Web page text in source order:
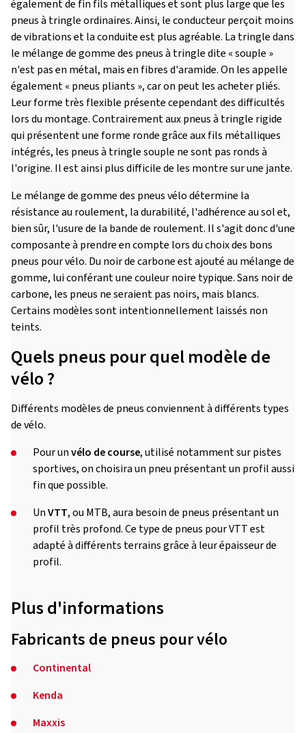
également de fin fils métalliques et sont plus large que les
pneus à tringle ordinaires. Ainsi, le conducteur perçoit moins
de vibrations et la conduite est plus agréable. La tringle dans
le mélange de gomme des pneus à tringle dite « souple »
n'est pas en métal, mais en fibres d'aramide. On les appelle
également « pneus pliants », car on peut les acheter pliés.
Leur forme très flexible présente cependant des difficultés
lors du montage. Contrairement aux pneus à tringle rigide
qui présentent une forme ronde grâce aux fils métalliques
intégrés, les pneus à tringle souple ne sont pas ronds à
l'origine. Il est ainsi plus difficile de les montre sur une jante.
Le mélange de gomme des pneus vélo détermine la
résistance au roulement, la durabilité, l'adhérence au sol et,
bien sûr, l'usure de la bande de roulement. Il s'agit donc d'une
composante à prendre en compte lors du choix des bons
pneus pour vélo. Du noir de carbone est ajouté au mélange de
gomme, lui conférant une couleur noire typique. Sans noir de
carbone, les pneus ne seraient pas noirs, mais blancs.
Certains modèles sont intentionnellement laissés non
teints.
Quels pneus pour quel modèle de
vélo ?
Différents modèles de pneus conviennent à différents types
de vélo.
Pour unvélo de course, utilisé notamment sur pistes
sportives, on choisira un pneu présentant un profil aussi
fin que possible.
UnVTT, ou MTB, aura besoin de pneus présentant un
profil très profond. Ce type de pneus pour VTT est
adapté à différents terrains grâce à leur épaisseur de
profil.
Plus d'informations
Fabricants de pneus pour vélo
Continental
Kenda
Maxxis